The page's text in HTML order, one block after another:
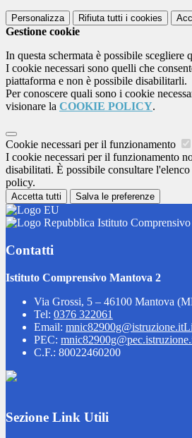
Personalizza Rifiuta tutti i cookies
Gestione cookie
In questa schermata è possibile scegliere
I cookie necessari sono quelli che
piattaforma e non è possibile disabilitarli.
Per conoscere quali sono i cookie
visionare la COOKIE POLICY.
Cookie necessari per il funzionamento
I cookie necessari per il funzionamento
disabilitati. È possibile consultare
policy.
Accetta tutti Salva le preferenze
Istituto
Contatti
Istituto Comprensivo Mantova 2
Via Grossi, 5 – 46100 Mantova
Tel: 0376 322061
Email: mnic82900g@istruzione.it
PEC:
C.F.: 80022460200
Sezione Link Utili